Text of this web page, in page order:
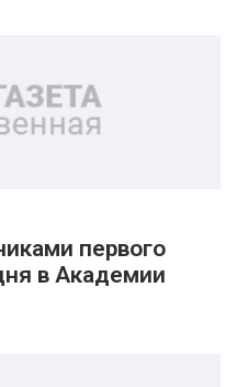
первого
в Академии